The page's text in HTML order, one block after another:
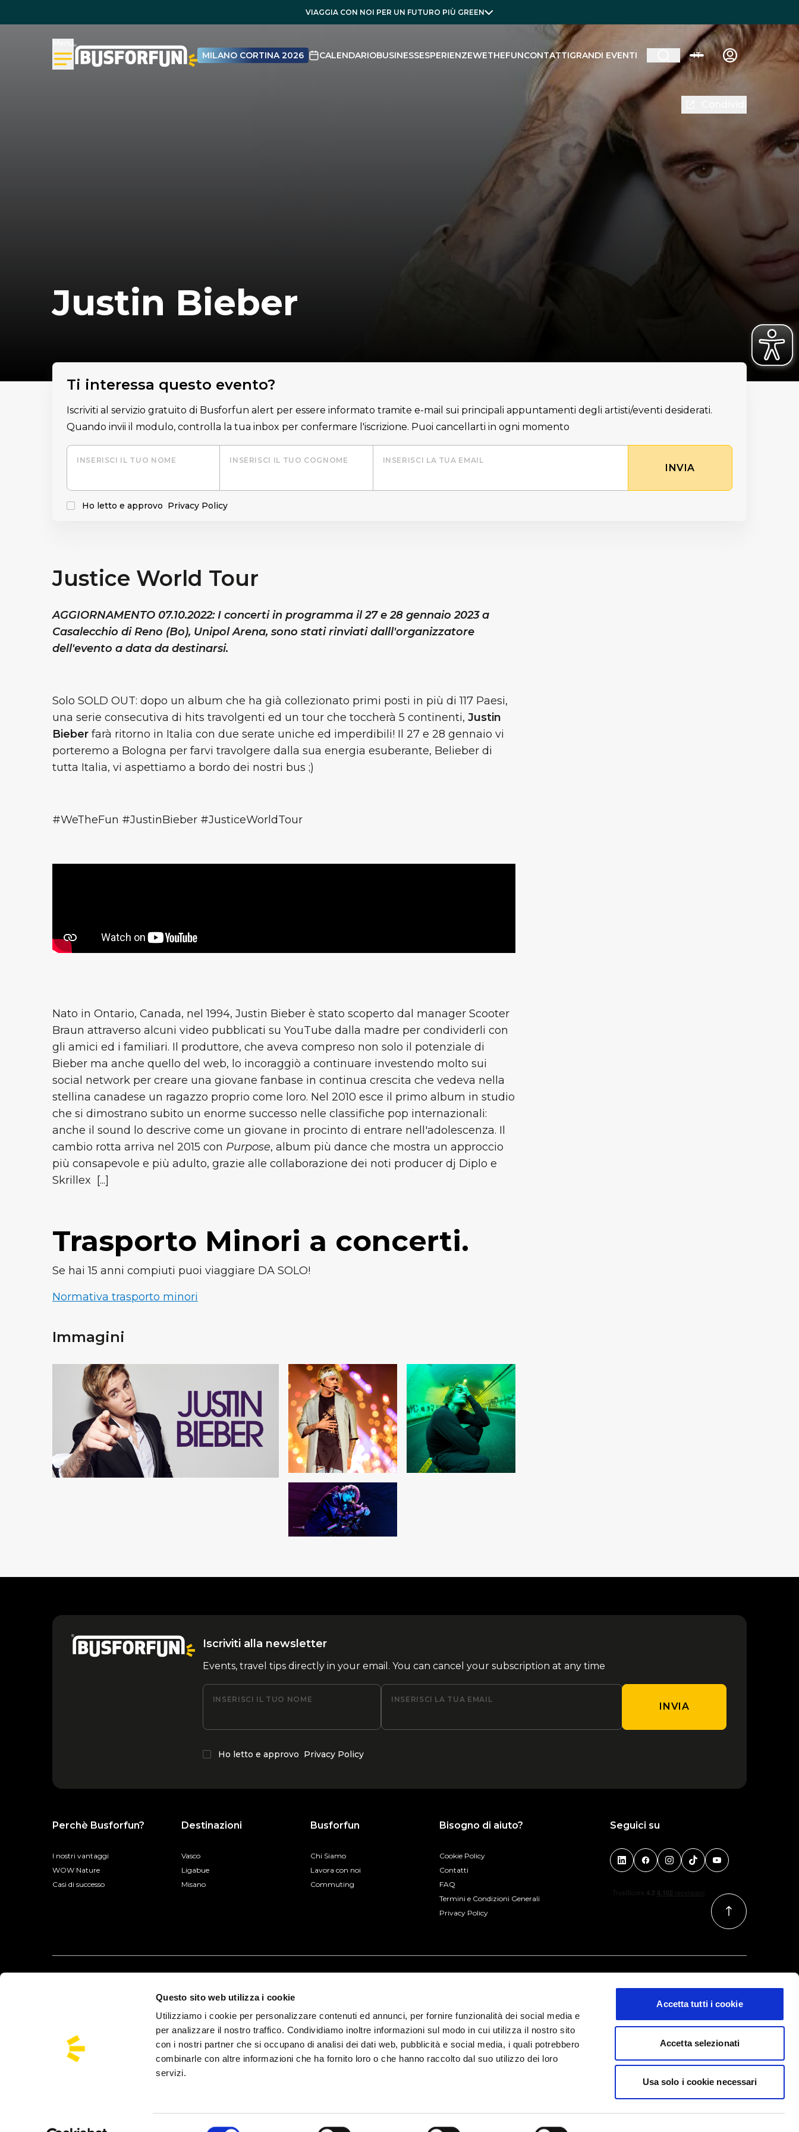
Questo sito web utilizza i cookie
Utilizziamo i cookie per personalizzare contenuti ed annunci, per fornire funzionalità dei social media e
per analizzare il nostro traffico. Condividiamo inoltre informazioni sul modo in cui utilizza il nostro sito
con i nostri partner che si occupano di analisi dei dati web, pubblicità e social media, i quali potrebbero
combinarle con altre informazioni che ha fornito loro o che hanno raccolto dal suo utilizzo dei loro
servizi.
Accetta tutti i cookie
Accetta selezionati
Usa solo i cookie necessari
VIAGGIA CON NOI PER UN FUTURO PIÙ GREEN
MILANO CORTINA 2026 CALENDARIOBUSINESSESPERIENZEWETHEFUNCONTATTIGRANDI EVENTI IT
Justin Bieber
Ti interessa questo evento?
Iscriviti al servizio gratuito di Busforfun alert per essere informato tramite e-mail sui principali appuntamenti degli artisti/eventi desiderati.
Quando invii il modulo, controlla la tua inbox per confermare l'iscrizione. Puoi cancellarti in ogni momento
INSERISCI IL TUO NOME INSERISCI IL TUO COGNOME INSERISCI LA TUA EMAIL
INVIA
Ho letto e approvo Privacy Policy
Justice World Tour
AGGIORNAMENTO 07.10.2022: I concerti in programma il 27 e 28 gennaio 2023 a
Casalecchio di Reno (Bo), Unipol Arena, sono stati rinviati dalll'organizzatore
dell'evento a data da destinarsi.
Solo SOLD OUT: dopo un album che ha già collezionato primi posti in più di 117 Paesi,
una serie consecutiva di hits travolgenti ed un tour che toccherà 5 continenti, Justin
Bieber farà ritorno in Italia con due serate uniche ed imperdibili! Il 27 e 28 gennaio vi
porteremo a Bologna per farvi travolgere dalla sua energia esuberante, Belieber di
tutta Italia, vi aspettiamo a bordo dei nostri bus ;)
#WeTheFun #JustinBieber #JusticeWorldTour
Nato in Ontario, Canada, nel 1994, Justin Bieber è stato scoperto dal manager Scooter
Braun attraverso alcuni video pubblicati su YouTube dalla madre per condividerli con
gli amici ed i familiari. Il produttore, che aveva compreso non solo il potenziale di
Bieber ma anche quello del web, lo incoraggiò a continuare investendo molto sui
social network per creare una giovane fanbase in continua crescita che vedeva nella
stellina canadese un ragazzo proprio come loro. Nel 2010 esce il primo album in studio
che si dimostrano subito un enorme successo nelle classifiche pop internazionali:
anche il sound lo descrive come un giovane in procinto di entrare nell'adolescenza. Il
cambio rotta arriva nel 2015 con Purpose, album più dance che mostra un approccio
più consapevole e più adulto, grazie alle collaborazione dei noti producer dj Diplo e
Skrillex [...]
Trasporto Minori a concerti.
Se hai 15 anni compiuti puoi viaggiare DA SOLO!
Normativa trasporto minori
Immagini
Iscriviti alla newsletter
Events, travel tips directly in your email. You can cancel your subscription at any time
INSERISCI IL TUO NOME INSERISCI LA TUA EMAIL
INVIA
Ho letto e approvo Privacy Policy
Perchè Busforfun?
I nostri vantaggi
WOW Nature
Casi di successo
Destinazioni
Vasco
Ligabue
Misano
Busforfun
Chi Siamo
Lavora con noi
Commuting
Bisogno di aiuto?
Cookie Policy
Contatti
FAQ
Termini e Condizioni Generali
Privacy Policy
Seguici su